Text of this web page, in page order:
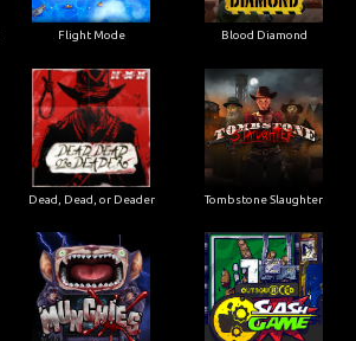
Flight Mode Blood Diamond
Dead, Dead, or Deader Tombstone Slaughter